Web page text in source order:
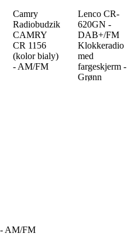
Camry
Radiobudzik
CAMRY
CR 1156
(kolor bialy)
- AM/FM
Lenco CR-
620GN -
DAB+/FM
Klokkeradio
med
fargeskjerm -
Grønn
AM/FM